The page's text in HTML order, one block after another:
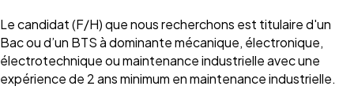
Le candidat (F/H) que nous recherchons est titulaire d'un
Bac ou d’un BTS à dominante mécanique, électronique,
électrotechnique ou maintenance industrielle avec une
expérience de 2 ans minimum en maintenance industrielle.